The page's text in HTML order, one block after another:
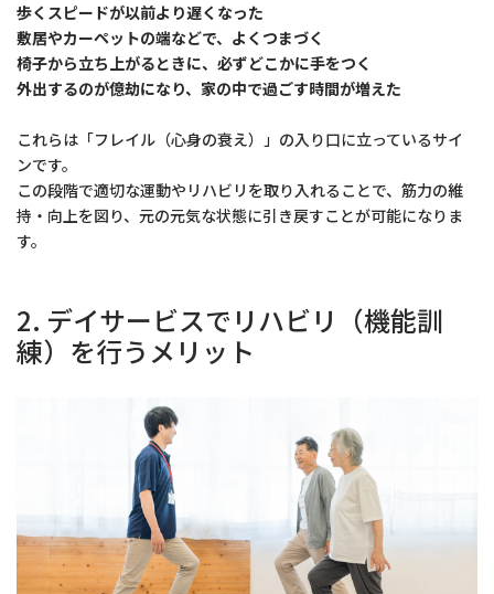
歩くスピードが以前より遅くなった
敷居やカーペットの端などで、よくつまづく
椅子から立ち上がるときに、必ずどこかに手をつく
外出するのが億劫になり、家の中で過ごす時間が増えた
これらは「フレイル（心身の衰え）」の入り口に立っているサイ
ンです。
この段階で適切な運動やリハビリを取り入れることで、筋力の維
持・向上を図り、元の元気な状態に引き戻すことが可能になりま
す。
2. デイサービスでリハビリ（機能訓
練）を行うメリット